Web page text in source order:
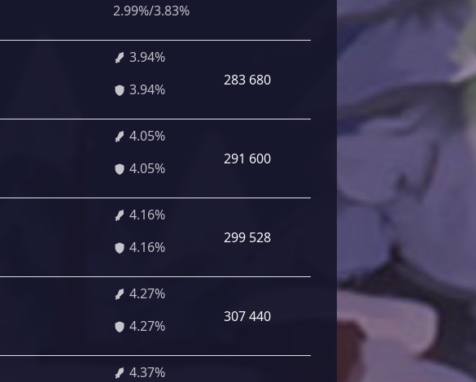
2.99%/3.83%
3.94%
3.94%
283 680
4.05%
4.05%
291 600
4.16%
4.16%
299 528
4.27%
4.27%
307 440
4.37%